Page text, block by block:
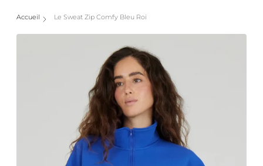
Accueil Le Sweat Zip Comfy Bleu Roi